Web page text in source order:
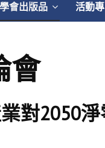
學會出版品 活動
會
對2050淨